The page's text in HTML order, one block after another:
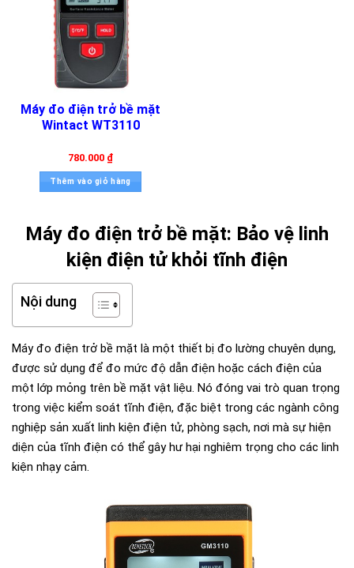
Máy đo điện trở bề mặt: Bảo vệ linh
kiện điện tử khỏi tĩnh điện
Nội dung
Máy đo điện trở bề mặt là một thiết bị đo lường chuyên dụng,
được sử dụng để đo mức độ dẫn điện hoặc cách điện của
một lớp mỏng trên bề mặt vật liệu. Nó đóng vai trò quan trọng
trong việc kiểm soát tĩnh điện, đặc biệt trong các ngành công
nghiệp sản xuất linh kiện điện tử, phòng sạch, nơi mà sự hiện
diện của tĩnh điện có thể gây hư hại nghiêm trọng cho các linh
kiện nhạy cảm.
Máy đo điện trở bề mặt
Wintact WT3110
780.000 ₫
Thêm vào giỏ hàng